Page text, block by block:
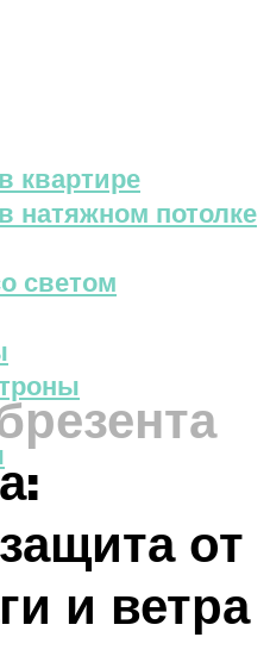
квартире
натяжном потолке
светом
от
и ветра